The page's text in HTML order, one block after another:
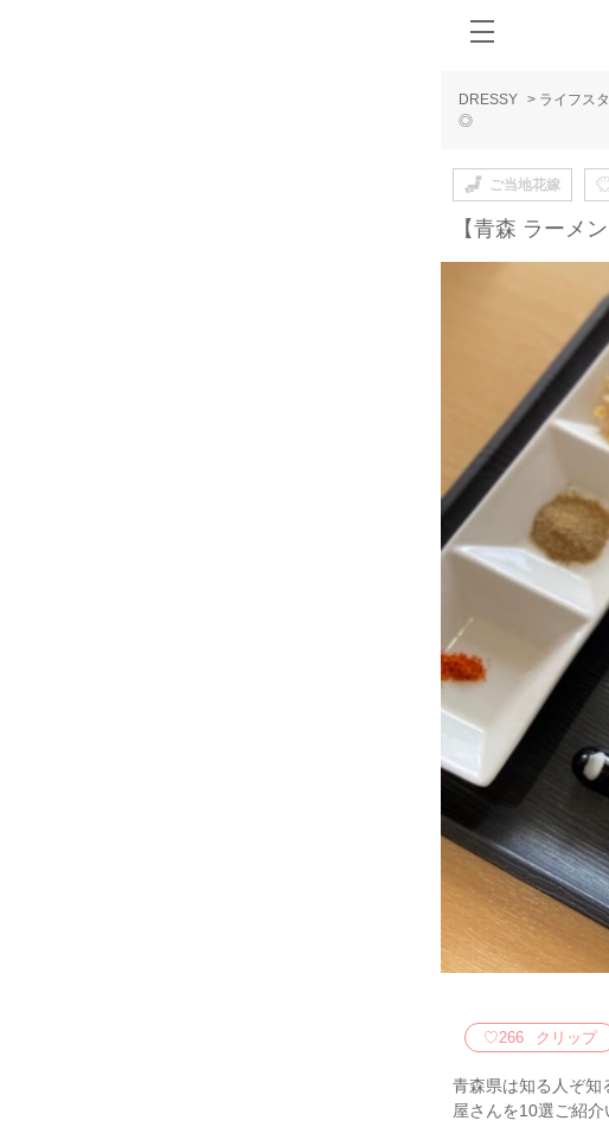
DRESSY > ライフス
◎
ご当地花嫁
【青森 ラーメ
♡266 クリップ
青森県は知る人ぞ知
屋さんを10選ご紹